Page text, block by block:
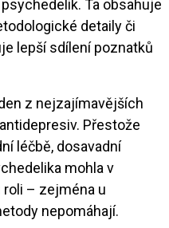
Ta obsahuje
detaily či
lepší sdílení poznatků
z nejzajímavějších
Přestože
léčbě, dosavadní
mohla v
– zejména u
nepomáhají.